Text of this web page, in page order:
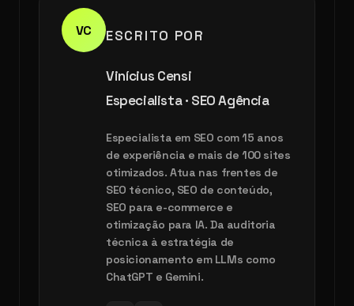
VC ESCRITO POR
Vinícius Censi
Especialista · SEO Agência
Especialista em SEO com 15 anos
de experiência e mais de 100 sites
otimizados. Atua nas frentes de
SEO técnico, SEO de conteúdo,
SEO para e-commerce e
otimização para IA. Da auditoria
técnica à estratégia de
posicionamento em LLMs como
ChatGPT e Gemini.